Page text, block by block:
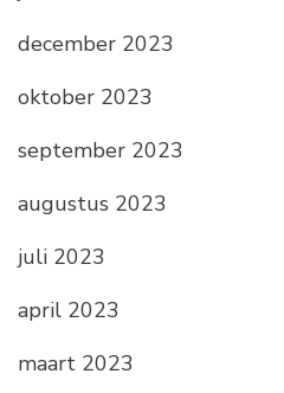
december 2023
oktober 2023
september 2023
augustus 2023
juli 2023
april 2023
maart 2023